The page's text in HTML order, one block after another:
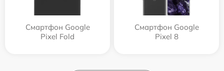
Смартфон Google
Pixel Fold
Смартфон Google
Pixel 8